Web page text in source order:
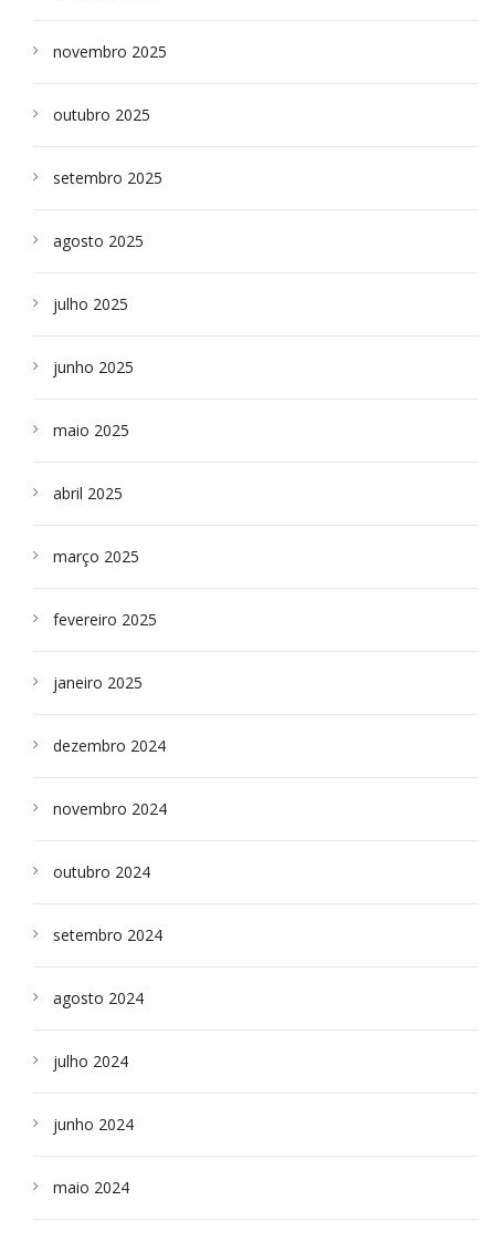
novembro 2025
outubro 2025
setembro 2025
agosto 2025
julho 2025
junho 2025
maio 2025
abril 2025
março 2025
fevereiro 2025
janeiro 2025
dezembro 2024
novembro 2024
outubro 2024
setembro 2024
agosto 2024
julho 2024
junho 2024
maio 2024